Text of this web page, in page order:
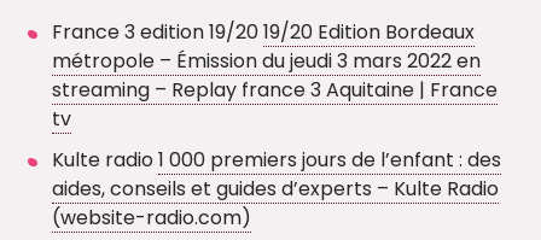
France 3 edition 19/2019/20 Edition Bordeaux
métropole – Émission du jeudi 3 mars 2022 en
streaming – Replay france 3 Aquitaine | France
tv
Kulte radio 1 000 premiers jours de l’enfant : des
aides, conseils et guides d’experts – Kulte Radio
(website-radio.com)